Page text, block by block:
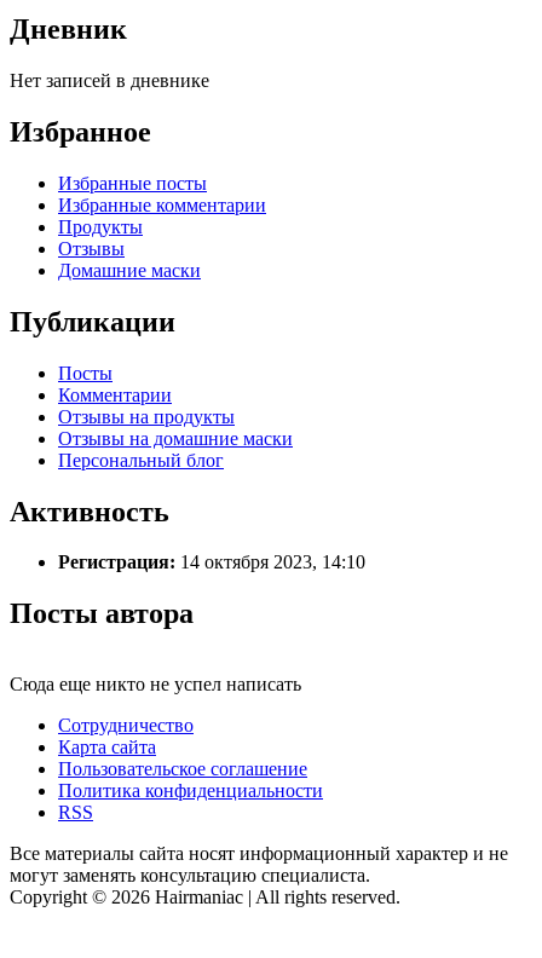
Дневник
Нет записей в дневнике
Избранное
Избранные посты
Избранные комментарии
Продукты
Отзывы
Домашние маски
Публикации
Посты
Комментарии
Отзывы на продукты
Отзывы на домашние маски
Персональный блог
Активность
Регистрация: 14 октября 2023, 14:10
Посты автора
Сюда еще никто не успел написать
Сотрудничество
Карта сайта
Пользовательское соглашение
Политика конфиденциальности
RSS
Все материалы сайта носят информационный характер и не
могут заменять консультацию специалиста.
Copyright © 2026 Hairmaniac | All rights reserved.